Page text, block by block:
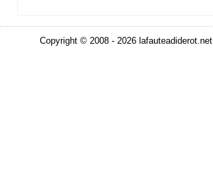
Copyright © 2008 - 2026 lafauteadiderot.net